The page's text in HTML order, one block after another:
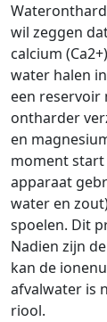
wil zeggen
calcium
water halen
een reservoir
ontharder
en
moment start
apparaat
water en
spoelen. Dit
Nadien zijn
kan de
afvalwater is
riool.